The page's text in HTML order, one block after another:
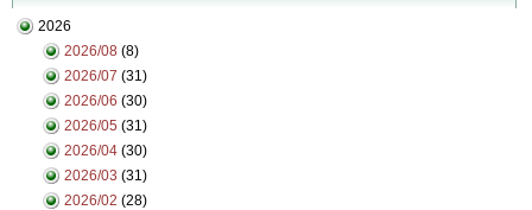
2026
2026/08 (8)
2026/07 (31)
2026/06 (30)
2026/05 (31)
2026/04 (30)
2026/03 (31)
2026/02 (28)